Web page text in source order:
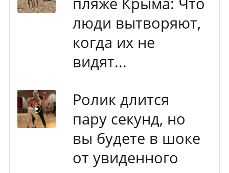
люди вытворяют,
когда их не
видят...
Ролик длится
пару секунд, но
вы будете в шоке
от увиденного